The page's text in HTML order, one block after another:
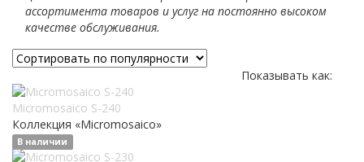
ассортимента товаров и услуг на постоянно высоком
качестве обслуживания.
Показывать как:
Micromosaico S-240
Коллекция «Micromosaico»
В наличии